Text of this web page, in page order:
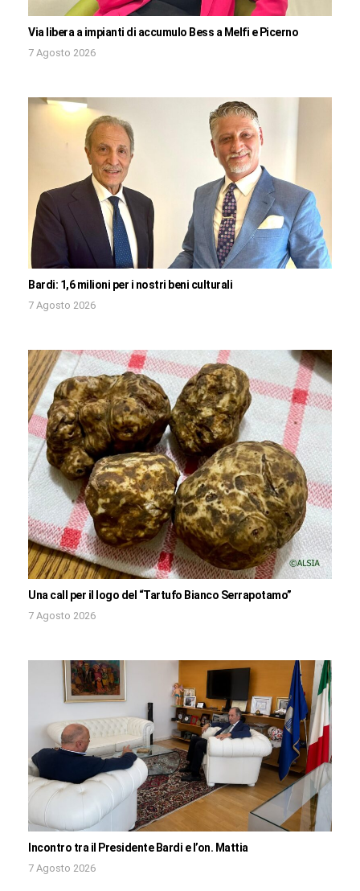
Via libera a impianti di accumulo Bess a Melfi e Picerno
7 Agosto 2026
Bardi: 1,6 milioni per i nostri beni culturali
7 Agosto 2026
Una call per il logo del “Tartufo Bianco Serrapotamo”
7 Agosto 2026
Incontro tra il Presidente Bardi e l’on. Mattia
7 Agosto 2026